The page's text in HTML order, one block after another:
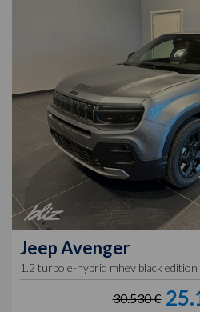
JeepAvenger
1.2 turbo e-hybrid mhev black
30.530 €